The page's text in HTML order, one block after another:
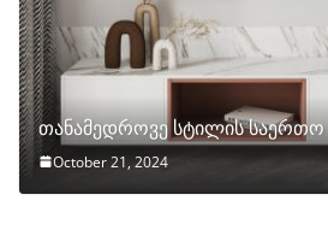
თანამედროვე სტილის
October 21, 2024